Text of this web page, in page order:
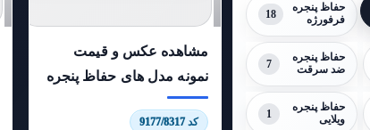
حفاظ پنجره
فرفورژه
18
حفاظ پنجره
ضد سرقت
7
حفاظ پنجره
ویلایی
1
مشاهده عکس و قیمت
نمونه مدل های حفاظ پنجره
کد 9177/8317